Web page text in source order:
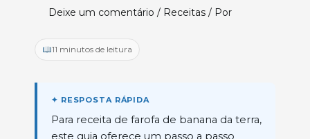
Deixe um comentário / Receitas / Por
11 minutos de leitura
Para receita de farofa de banana da terra,
este guia oferece um passo a passo